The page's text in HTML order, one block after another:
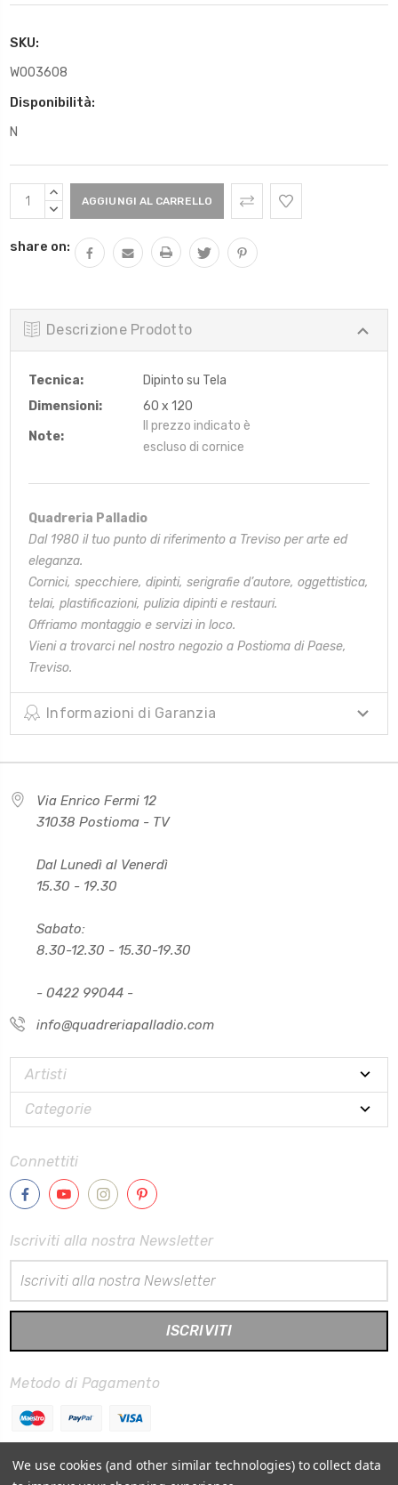
SKU:
W003608
Disponibilità:
N
Scorta
Attuale:
AUMENTARE
QUANTITÀ:
DIMINUIRE
share on:
Descrizione Prodotto
Tecnica:
Dipinto su Tela
Dimensioni:
60 x 120
Note:
Il prezzo indicato è
escluso di cornice
Quadreria Palladio
Dal 1980 il tuo punto di riferimento a Treviso per arte ed
eleganza.
Cornici, specchiere, dipinti, serigrafie d’autore, oggettistica,
telai, plastificazioni, pulizia dipinti e restauri.
Offriamo montaggio e servizi in loco.
Vieni a trovarci nel nostro negozio a Postioma di Paese,
Treviso.
Informazioni di Garanzia
Via Enrico Fermi 12
31038 Postioma - TV
Dal Lunedì al Venerdì
15.30 - 19.30
Sabato:
8.30-12.30 - 15.30-19.30
- 0422 99044 -
info@quadreriapalladio.com
Artisti
Categorie
Connettiti
Iscriviti alla nostra Newsletter
Email
Metodo di Pagamento
We use cookies (and other similar technologies) to collect data